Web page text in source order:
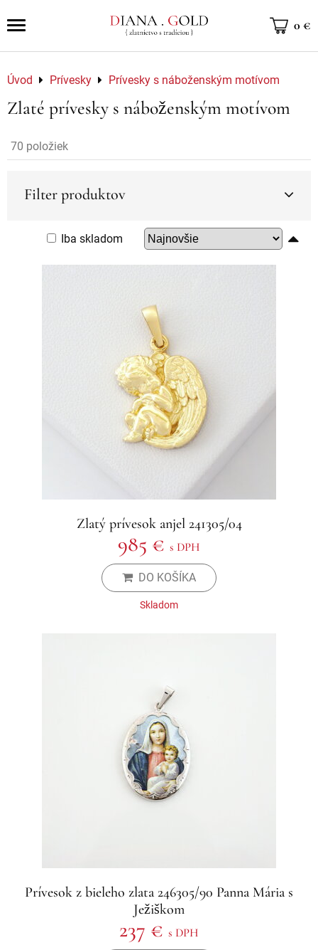
0 €
Úvod Prívesky Prívesky s náboženským motívom
Zlaté prívesky s náboženským motívom
70 položiek
Filter produktov
Iba skladom
Zlatý prívesok anjel 241305/04
985 € s DPH
DO KOŠÍKA
Skladom
Prívesok z bieleho zlata 246305/90 Panna Mária s
Ježiškom
237 € s DPH